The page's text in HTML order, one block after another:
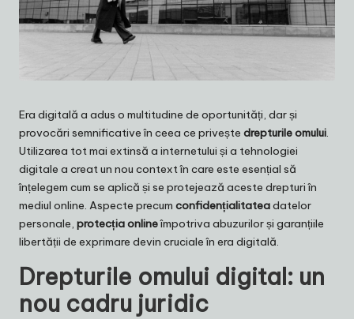
Era digitală a adus o multitudine de oportunități, dar și
provocări semnificative în ceea ce privește drepturile omului.
Utilizarea tot mai extinsă a internetului și a tehnologiei
digitale a creat un nou context în care este esențial să
înțelegem cum se aplică și se protejează aceste drepturi în
mediul online. Aspecte precum confidențialitateadatelor
personale, protecția onlineîmpotriva abuzurilor și garanțiile
libertății de exprimare devin cruciale în era digitală.
Drepturile omului digital: un
nou cadru juridic